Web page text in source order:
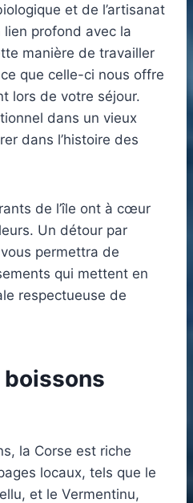
et de l’artisanat
lien profond avec la
manière de travailler
que celle-ci nous offre
lors de votre séjour.
dans un vieux
dans l’histoire des
de l’île ont à cœur
Un détour par
vous permettra de
qui mettent en
respectueuse de
boissons
la Corse est riche
locaux, tels que le
et le Vermentinu,